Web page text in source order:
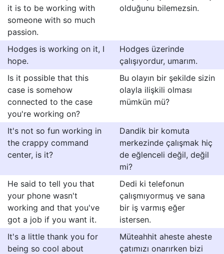
it is to be working with
someone with so much
passion.
olduğunu bilemezsin.
Hodges is working on it, I
hope.
Hodges üzerinde
çalışıyordur, umarım.
Is it possible that this
case is somehow
connected to the case
you're working on?
Bu olayın bir şekilde sizin
olayla ilişkili olması
mümkün mü?
It's not so fun working in
the crappy command
center, is it?
Dandik bir komuta
merkezinde çalışmak hiç
de eğlenceli değil, değil
mi?
He said to tell you that
your phone wasn't
working and that you've
got a job if you want it.
Dedi ki telefonun
çalışmıyormuş ve sana
bir iş varmış eğer
istersen.
It's a little thank you for
being so cool about
Müteahhit aheste aheste
çatımızı onarırken bizi